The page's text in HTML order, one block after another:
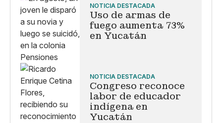
NOTICIA DESTACADA
Uso de armas de
fuego aumenta 73%
en Yucatán
NOTICIA DESTACADA
Congreso reconoce
labor de educador
indígena en
Yucatán